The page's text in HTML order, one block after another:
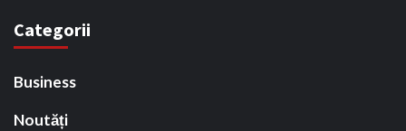
Categorii
Business
Noutăți